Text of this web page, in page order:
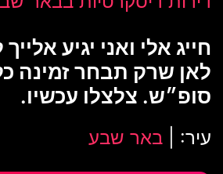
חייג אלי ואני יגיע
לאן שרק תבחר זמינה
סופ״ש. צלצלו עכשיו.
עיר: | באר שבע